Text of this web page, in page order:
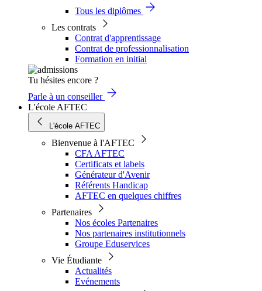
Tous les diplômes
Les contrats
Contrat d'apprentissage
Contrat de professionnalisation
Formation en initial
Tu hésites encore ?
Parle à un conseiller
L'école AFTEC
L'école AFTEC
Bienvenue à l'AFTEC
CFA AFTEC
Certificats et labels
Générateur d'Avenir
Référents Handicap
AFTEC en quelques chiffres
Partenaires
Nos écoles Partenaires
Nos partenaires institutionnels
Groupe Eduservices
Vie Étudiante
Actualités
Evénements